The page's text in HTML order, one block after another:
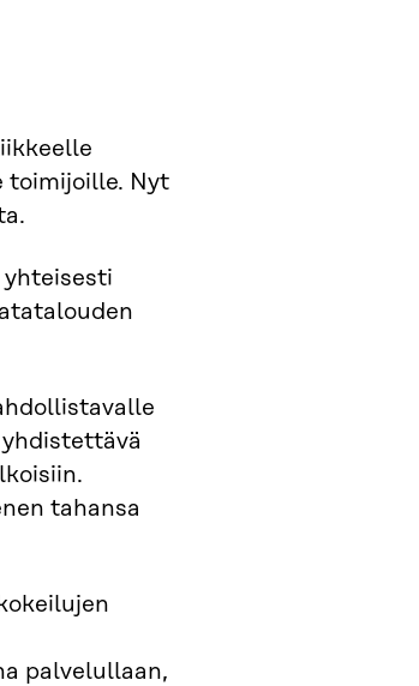
toimijoille. Nyt
yhteisesti
tahansa
palvelullaan,